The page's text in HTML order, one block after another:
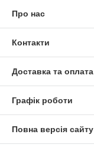
Про нас
Контакти
Доставка та оплата
Графік роботи
Повна версія сайту